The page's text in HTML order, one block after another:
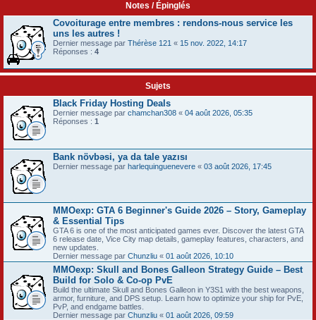
Notes / Épinglés
Covoiturage entre membres : rendons-nous service les
uns les autres !
Dernier message par Thérèse 121 « 15 nov. 2022, 14:17
Réponses : 4
Sujets
Black Friday Hosting Deals
Dernier message par chamchan308 « 04 août 2026, 05:35
Réponses : 1
Bank növbəsi, ya da tale yazısı
Dernier message par harlequinguenevere « 03 août 2026, 17:45
MMOexp: GTA 6 Beginner's Guide 2026 – Story, Gameplay
& Essential Tips
GTA 6 is one of the most anticipated games ever. Discover the latest GTA
6 release date, Vice City map details, gameplay features, characters, and
new updates.
Dernier message par Chunzliu « 01 août 2026, 10:10
MMOexp: Skull and Bones Galleon Strategy Guide – Best
Build for Solo & Co-op PvE
Build the ultimate Skull and Bones Galleon in Y3S1 with the best weapons,
armor, furniture, and DPS setup. Learn how to optimize your ship for PvE,
PvP, and endgame battles.
Dernier message par Chunzliu « 01 août 2026, 09:59